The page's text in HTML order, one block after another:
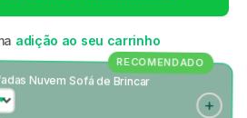
adição ao seu carrinho
RECOMENDADO
Nuvem Sofá de Brincar